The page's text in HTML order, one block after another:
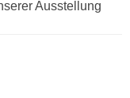
Ausstellung